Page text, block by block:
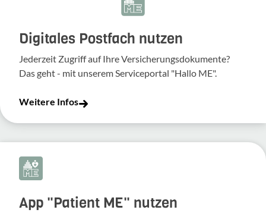
Digitales Postfach nutzen
Jederzeit Zugriff auf Ihre Versicherungsdokumente?
Das geht - mit unserem Serviceportal "Hallo ME".
Weitere Infos
App "Patient ME" nutzen